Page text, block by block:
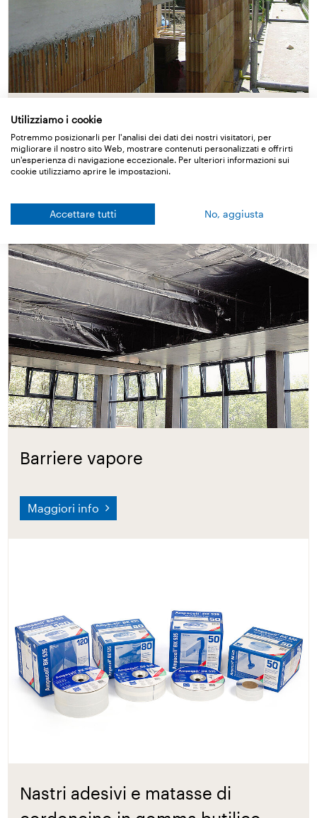
Ermeticità all’aria
Maggiori info
Barriere vapore
Maggiori info
Nastri adesivi e matasse di
Utilizziamo i cookie
Potremmo posizionarli per l'analisi dei dati dei nostri visitatori, per
migliorare il nostro sito Web, mostrare contenuti personalizzati e offrirti
un'esperienza di navigazione eccezionale. Per ulteriori informazioni sui
cookie utilizziamo aprire le impostazioni.
Accettare tutti No, aggiusta